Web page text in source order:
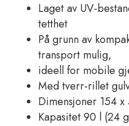
Laget av UV-
tetthet
På grunn av
transport mulig,
ideell for mobile
Med tverr-rillet
Dimensjoner 154 x
Kapasitet 90 l (24